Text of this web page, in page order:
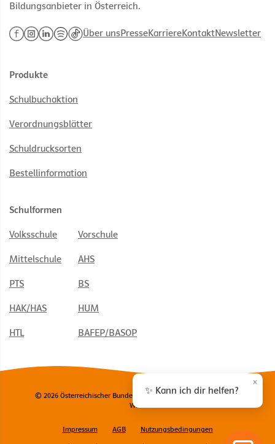
Bildungsanbieter in Österreich.
Über unsPresseKarriereKontaktNewsletter
Produkte
Schulbuchaktion
Verordnungsblätter
Schuldrucksorten
Bestellinformation
Schulformen
Volksschule Vorschule
Mittelschule AHS
PTS BS
HAK/HAS HUM
HTL BAFEP/BASOP
© 2026 Österreichischer Bundesverlag Schulbuch GmbH & Co. KG,
Wien
Impressum AGB
Nutzungsbedingungen
✨ Kann ich dir helfen?
×